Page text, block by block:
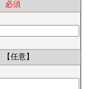
必須
【任意】